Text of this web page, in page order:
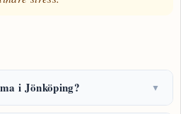
i Jönköping? ▼